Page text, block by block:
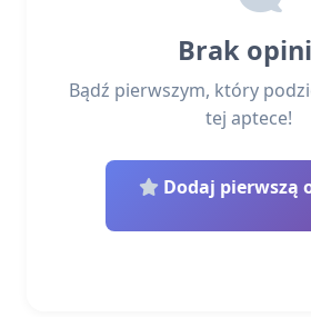
Brak
Bądź pierwszym, który
tej aptece!
Dodaj pierwszą